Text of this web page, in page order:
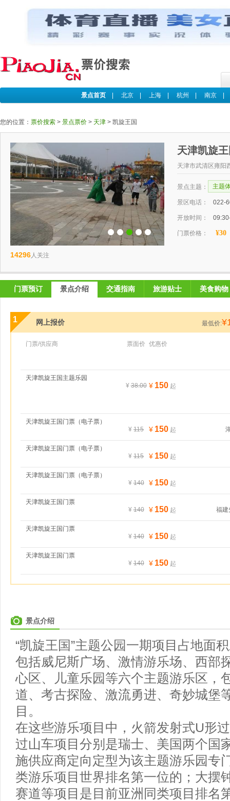
景点首页 北京 上海 杭州 南京
您的位置： 票价搜索 > 景点票价 > 天津 > 凯旋王国
14296人关注
天津凯旋
天津市武清区雍阳
景点主题： 主题
景区电话： 022-
开放时间：
门票价格： ¥30
门票预订 景点介绍 交通指南 旅游贴士 美食购物
1 网上报价 最低价:
门票/供应商 票面价 优惠价
天津凯旋王国主题乐园
¥ 38.00 ¥ 150 起
天津凯旋王国门票（电子票）
¥ 115 ¥ 150 起
天津凯旋王国门票（电子票）
¥ 115 ¥ 150 起
天津凯旋王国门票（电子票）
¥ 140 ¥ 150 起
天津凯旋王国门票
¥ 140 ¥ 150 起 福建
天津凯旋王国门票
¥ 140 ¥ 150 起
天津凯旋王国门票
¥ 140 ¥ 150 起
景点介绍
“凯旋王国”主题公园一期项目占地面
包括威尼斯广场、激情游乐场、西部
心区、儿童乐园等六个主题游乐区，
道、考古探险、激流勇进、奇妙城堡
目。
在这些游乐项目中，火箭发射式U形
过山车项目分别是瑞士、美国两个国
施供应商定向定型为该主题游乐园专
类游乐项目世界排名第一位的；大摆
赛道等项目是目前亚洲同类项目排名